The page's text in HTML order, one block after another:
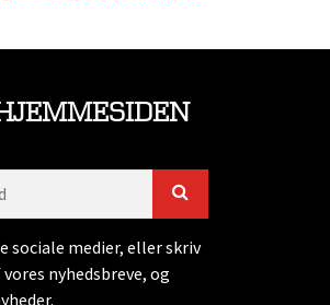
sociale medier, eller skriv
nyhedsbreve, og